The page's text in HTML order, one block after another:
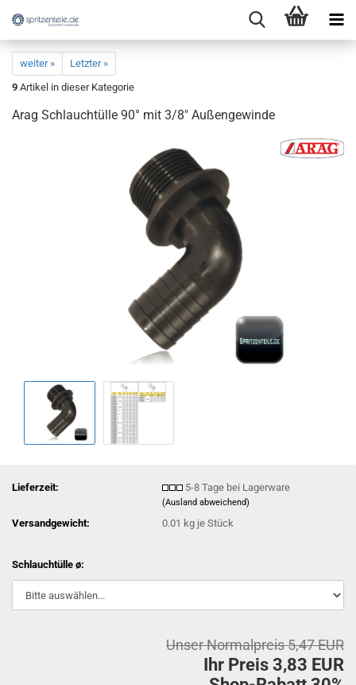
weiter »
Letzter »
9 Artikel in dieser Kategorie
Arag Schlauchtülle 90° mit 3/8" Außengewinde
Lieferzeit: 5-8 Tage bei Lagerware
(Ausland abweichend)
Versandgewicht: 0.01 kg je Stück
Schlauchtülle ø:
Unser Normalpreis 5,47 EUR
Ihr Preis 3,83 EUR